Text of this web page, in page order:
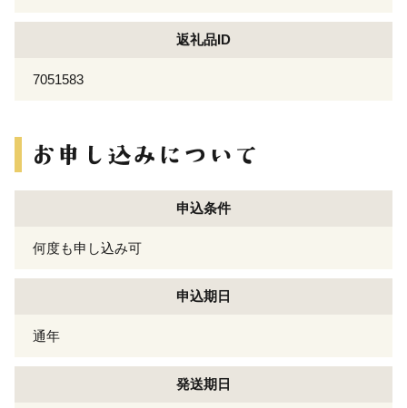
返礼品ID
7051583
申込条件
何度も申し込み可
申込期日
通年
発送期日